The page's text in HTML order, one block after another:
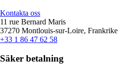
Kontakta oss
11 rue Bernard Maris
37270 Montlouis-sur-Loire, Frankrike
+33 1 86 47 62 58
Säker betalning